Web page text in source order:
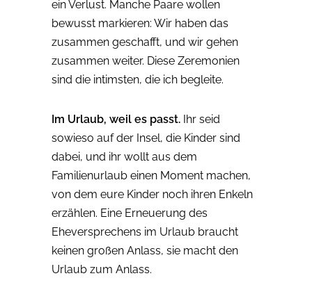
ein Verlust. Manche Paare wollen
bewusst markieren: Wir haben das
zusammen geschafft, und wir gehen
zusammen weiter. Diese Zeremonien
sind die intimsten, die ich begleite.
Im Urlaub, weil es passt. Ihr seid
sowieso auf der Insel, die Kinder sind
dabei, und ihr wollt aus dem
Familienurlaub einen Moment machen,
von dem eure Kinder noch ihren Enkeln
erzählen. Eine Erneuerung des
Eheversprechens im Urlaub braucht
keinen großen Anlass, sie macht den
Urlaub zum Anlass.